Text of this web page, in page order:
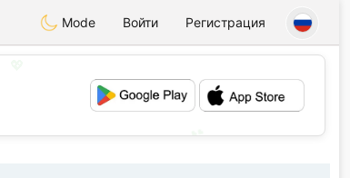
Mode Войти Регистрация